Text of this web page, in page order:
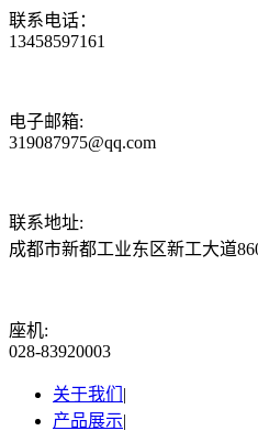
联系电话：
13458597161
电子邮箱:
319087975@qq.com
联系地址:
成都市新都工业东区新工大道
座机:
028-83920003
关于我们 |
产品展示|